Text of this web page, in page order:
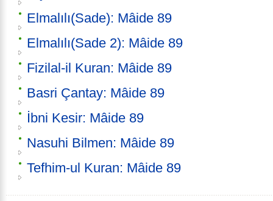
Elmalılı(Sade): Mâide 89
Elmalılı(Sade 2): Mâide 89
Fizilal-il Kuran: Mâide 89
Basri Çantay: Mâide 89
İbni Kesir: Mâide 89
Nasuhi Bilmen: Mâide 89
Tefhim-ul Kuran: Mâide 89